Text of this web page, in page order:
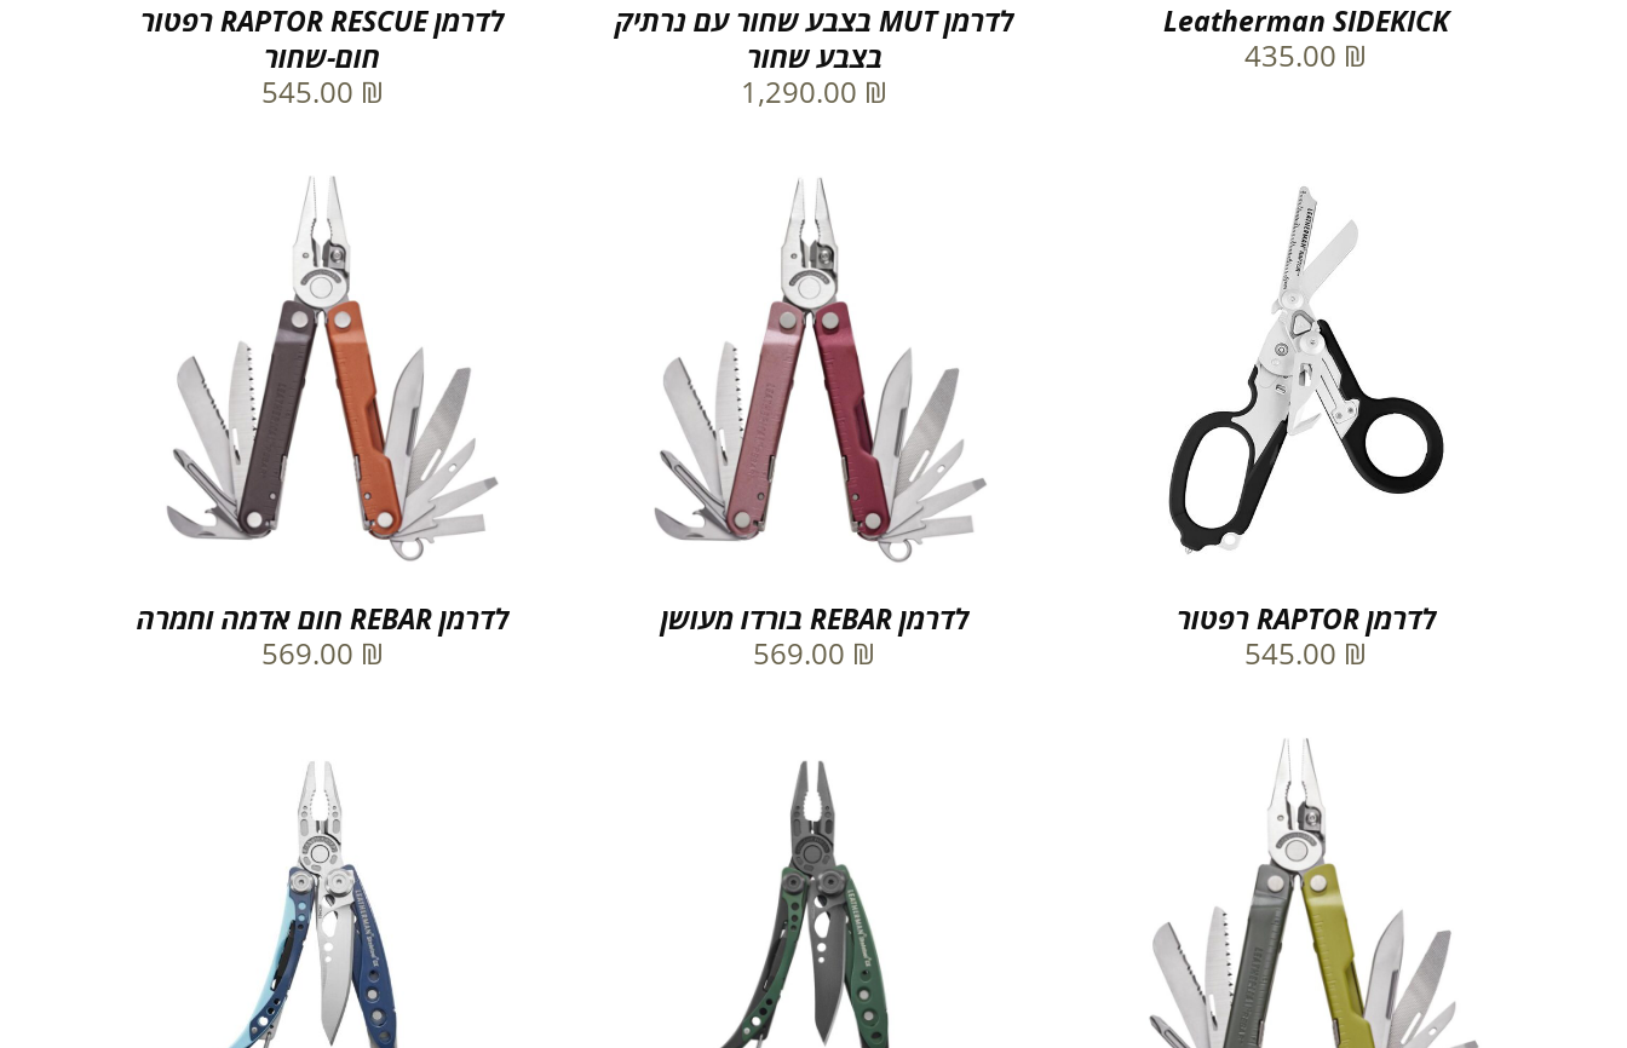
Leatherman SIDEKICK
435.00 ₪
לדרמן MUT בצבע שחור עם נרתיק
בצבע שחור
1,290.00 ₪
לדרמן RAPTOR RESCUE רפטור
חום-שחור
545.00 ₪
לדרמן RAPTOR רפטור
545.00 ₪
לדרמן REBAR בורדו מעושן
569.00 ₪
לדרמן REBAR חום אדמה וחמרה
569.00 ₪